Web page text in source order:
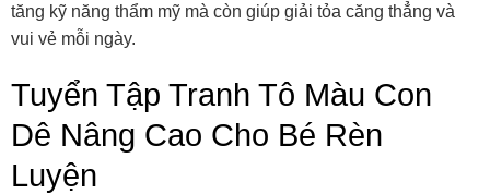
tăng kỹ năng thẩm mỹ mà còn giúp giải tỏa căng thẳng và
vui vẻ mỗi ngày.
Tuyển Tập Tranh Tô Màu Con
Dê Nâng Cao Cho Bé Rèn
Luyện